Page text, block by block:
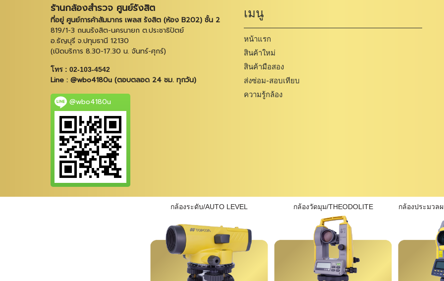
ร้านกล้องสำรวจ ศูนย์รังสิต
ที่อยู่ ศูนย์การค้าสัมมากร เพลส รังสิต (ห้อง B202) ชั้น 2
819/1-3 ถนนรังสิต-นครนายก ต.ประชาธิปัตย์
อ.ธัญบุรี จ.ปทุมธานี 12130
(เปิดบริการ 8.30-17.30 น. จันทร์-ศุกร์)
โทร : 02-103-4542
Line : @wbo4180u (ตอบตลอด 24 ชม. ทุกวัน)
@wbo4180u
เมนู
หน้าแรก
สินค้าใหม่
สินค้ามือสอง
ส่งซ่อม-สอบเทียบ
ความรู้กล้อง
กล้องระดับ/AUTO LEVEL กล้องวัดมุม/THEODOLITE กล้องประมวล